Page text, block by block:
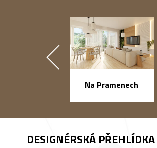
Na Pramenech
DESIGNÉRSKÁ PŘEHLÍDKA